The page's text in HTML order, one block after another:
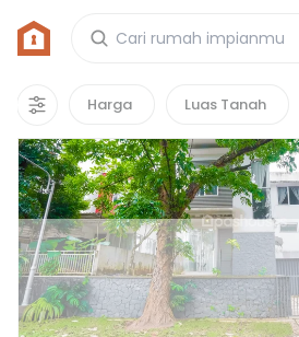
Harga Luas Tanah
Rumah di Mahogany
7properti
Hot Deals